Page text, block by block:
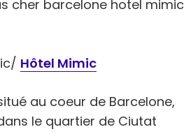
Hôtel Mimic
au coeur de Barcelone,
le quartier de Ciutat